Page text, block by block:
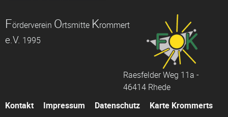
Förderverein Ortsmitte Krommert
e.V. 1995
Raesfelder Weg 11a -
46414 Rhede
Navigation
Kontakt Impressum Datenschutz Karte Krommerts